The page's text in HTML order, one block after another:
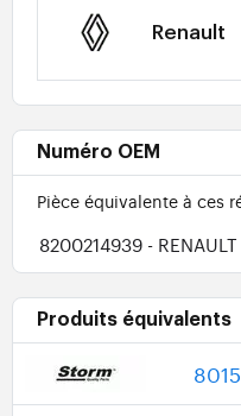
Renault
Numéro OEM
Pièce équivalente à ces
8200214939 - RENAULT
Produits équivalents